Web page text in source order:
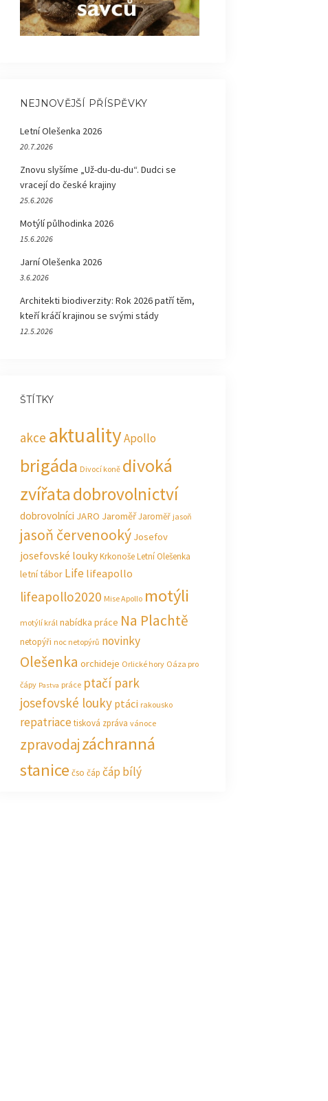
NEJNOVĚJŠÍ PŘÍSPĚVKY
Letní Olešenka 2026
20.7.2026
Znovu slyšíme „Už-du-du-du“. Dudci se
vracejí do české krajiny
25.6.2026
Motýlí půlhodinka 2026
15.6.2026
Jarní Olešenka 2026
3.6.2026
Architekti biodiverzity: Rok 2026 patří těm,
kteří kráčí krajinou se svými stády
12.5.2026
ŠTÍTKY
akce aktualityApollo
brigáda Divocí koně divoká
zvířatadobrovolnictví
dobrovolníci JARO JaroměřJaroměř jasoň
jasoň červenooký Josefov
josefovské loukyKrkonošeLetní Olešenka
letní tábor Life lifeapollo
lifeapollo2020 Mise Apollo motýli
motýlí král nabídka práce Na Plachtě
netopýři noc netopýrů novinky
Olešenka orchideje Orlické hory Oáza pro
čápy Pastva práce ptačí park
josefovské louky ptáci rakousko
repatriacetisková zpráva vánoce
zpravodajzáchranná
stanice čso čáp čáp bílý